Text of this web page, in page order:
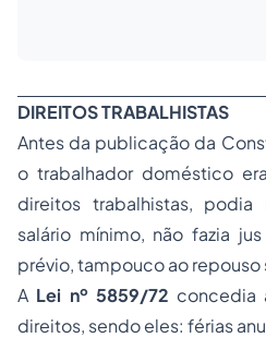
DIREITOS TRABALHISTAS
Antes da publicação da
o trabalhador doméstico
direitos trabalhistas,
salário mínimo, não fazia
prévio, tampouco ao repouso
A Lei nº 5859/72 concedia
direitos, sendo eles: férias